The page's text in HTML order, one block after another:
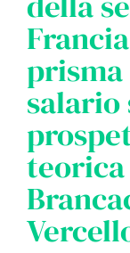
prisma
salario
teorica